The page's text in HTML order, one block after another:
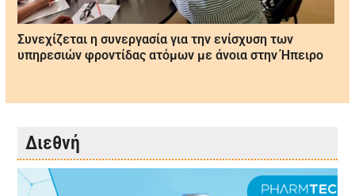
carousel
navigation
buttons
Συνεχίζεται η συνεργασία για την ενίσχυση των
υπηρεσιών φροντίδας ατόμων με άνοια στην Ήπειρο
Διεθνή